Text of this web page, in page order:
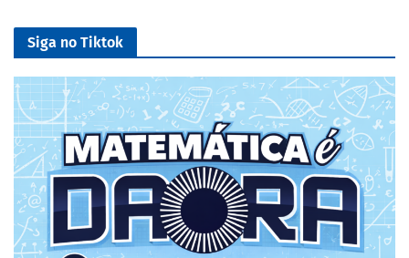
Siga no Tiktok